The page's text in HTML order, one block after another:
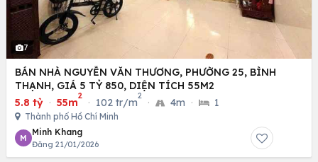
7
BÁN NHÀ NGUYỄN VĂN THƯƠNG, PHƯỜNG 25, BÌNH
THẠNH, GIÁ 5 TỶ 850, DIỆN TÍCH 55M2
5.8 tỷ · 55m
2
· 102 tr/m
2
· 4m · 1
Thành phố Hồ Chí Minh
M
Minh Khang
Đăng 21/01/2026